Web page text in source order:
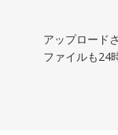
アップロード
ファイルも24